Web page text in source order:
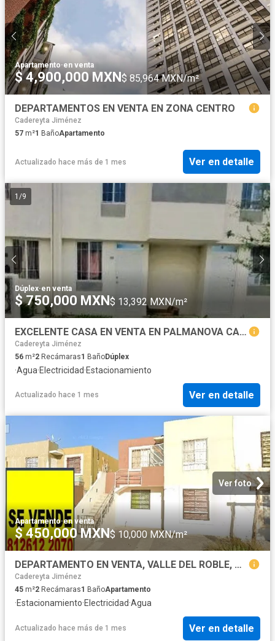
Apartamento·en venta
$ 4,900,000 MXN$ 85,964 MXN/m²
DEPARTAMENTOS EN VENTA EN ZONA CENTRO
Cadereyta Jiménez
57 m²1 BañoApartamento
Actualizado hace más de 1 mes Ver en detalle
1 /9
Dúplex·en venta
$ 750,000 MXN$ 13,392 MXN/m²
EXCELENTE CASA EN VENTA EN PALMANOVA CADEREYTA, 2 PLANTAS, 2 RECÁMARAS, BAÑO Y MEDIO, ESTACIONAMIENTO
Cadereyta Jiménez
56 m²2 Recámaras1 BañoDúplex
·Agua·Electricidad·Estacionamiento
Actualizado hace 1 mes Ver en detalle
Ver foto
Apartamento·en venta
$ 450,000 MXN$ 10,000 MXN/m²
DEPARTAMENTO EN VENTA, VALLE DEL ROBLE, CADEREYTA, PLSNTA ALTA 2 RECÁMARAS, I ESTACIONAMIENTO, VITROPISO
Cadereyta Jiménez
45 m²2 Recámaras1 BañoApartamento
·Estacionamiento·Electricidad·Agua
Actualizado hace más de 1 mes Ver en detalle